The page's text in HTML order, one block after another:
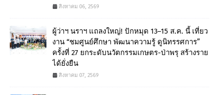
สิงหาคม 06, 2569
ผู้ว่าฯ นราฯ แถลงใหญ่! ปักหมุด 13–15 ส.ค. นี้ เที่ยว
งาน “ชมศูนย์ศึกษา พัฒนาความรู้ ดูนิทรรศการ”
ครั้งที่ 27 ยกระดับนวัตกรรมเกษตร-ป่าพรุ สร้างราย
ได้ยั่งยืน
สิงหาคม 07, 2569